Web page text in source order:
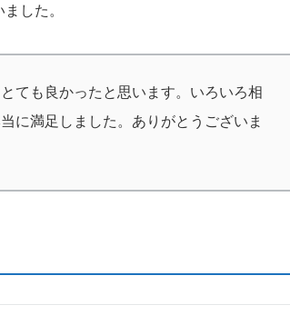
した。
ても良かったと思います。いろいろ相
に満足しました。ありがとうございま